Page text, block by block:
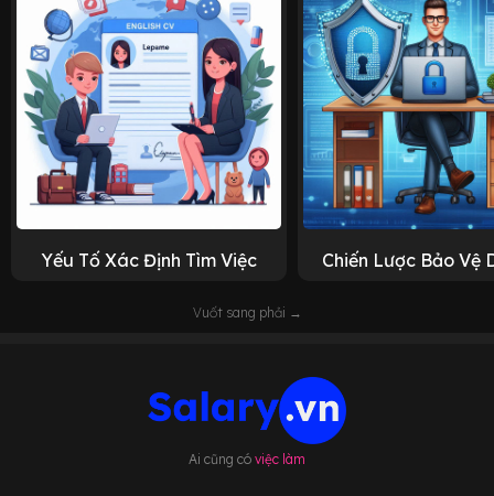
Yếu Tố Xác Định Tìm Việc Chiến Lược Bảo Vệ
Vuốt sang phải →
Ai cũng có việc làm